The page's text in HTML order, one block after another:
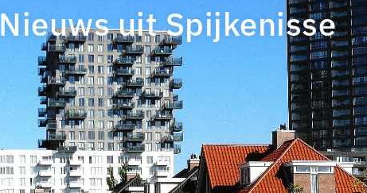
Nieuws uit Spijkenisse